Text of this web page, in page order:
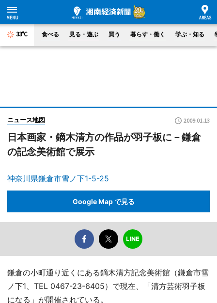
33°C 食べる 見る・遊ぶ 買う 暮らす・働く 学ぶ・知る
ニュース地図 2009.01.13
日本画家・鏑木清方の作品が羽子板に－鎌倉
の記念美術館で展示
神奈川県鎌倉市雪ノ下1-5-25
Google Map で見る
鎌倉の小町通り近くにある鏑木清方記念美術館（鎌倉市雪
ノ下1、TEL 0467-23-6405）で現在、「清方芸術羽子板
になる」が開催されている。